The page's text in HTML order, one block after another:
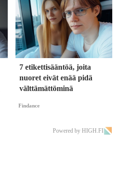
7 etikettisääntöä, joita
nuoret eivät enää pidä
välttämättöminä
Findance
Powered by HIGH.FI